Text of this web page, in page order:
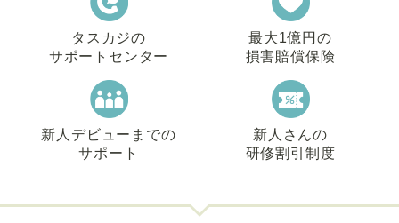
タスカジの
サポートセンター
最大1億円の
損害賠償保険
新人デビューまでの
サポート
新人さんの
研修割引制度